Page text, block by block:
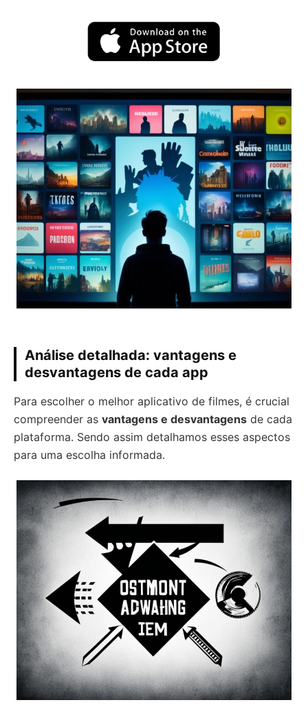
Análise detalhada: vantagens e
desvantagens de cada app
Para escolher o melhor aplicativo de filmes, é crucial
compreender as vantagens e desvantagens de cada
plataforma. Sendo assim detalhamos esses aspectos
para uma escolha informada.